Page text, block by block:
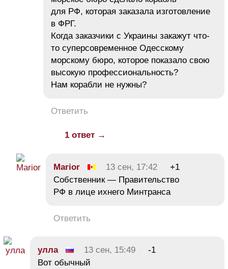
для РФ, которая заказала изготовление
в ФРГ.
Когда заказчики с Украины закажут что-
то суперсовременное Одесскому
морскому бюро, которое показало свою
высокую профессиональность?
Нам корабли не нужны?
Ответить
1 ответ →
Marior 13 сен, 17:42
+1
Собственник — Правительство
РФ в лице ихнего Минтранса
Ответить
улла 13 сен, 15:49
-1
Вот обычный